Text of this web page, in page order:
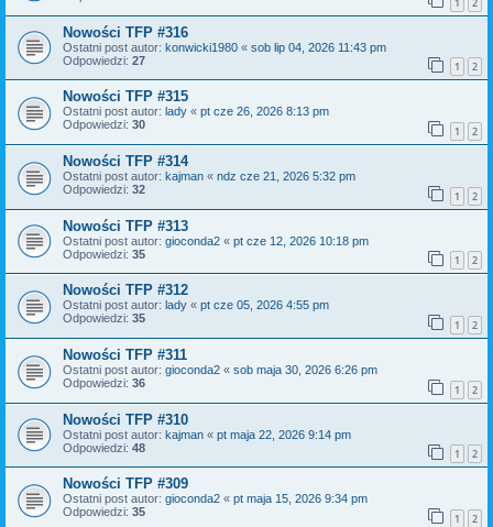
Nowości TFP #316
Ostatni post autor: konwicki1980 « sob lip 04, 2026 11:43 pm
Odpowiedzi: 27 1 2
Nowości TFP #315
Ostatni post autor: lady « pt cze 26, 2026 8:13 pm
Odpowiedzi: 30 1 2
Nowości TFP #314
Ostatni post autor: kajman « ndz cze 21, 2026 5:32 pm
Odpowiedzi: 32 1 2
Nowości TFP #313
Ostatni post autor: gioconda2 « pt cze 12, 2026 10:18 pm
Odpowiedzi: 35 1 2
Nowości TFP #312
Ostatni post autor: lady « pt cze 05, 2026 4:55 pm
Odpowiedzi: 35 1 2
Nowości TFP #311
Ostatni post autor: gioconda2 « sob maja 30, 2026 6:26 pm
Odpowiedzi: 36 1 2
Nowości TFP #310
Ostatni post autor: kajman « pt maja 22, 2026 9:14 pm
Odpowiedzi: 48 1 2
Nowości TFP #309
Ostatni post autor: gioconda2 « pt maja 15, 2026 9:34 pm
Odpowiedzi: 35 1 2